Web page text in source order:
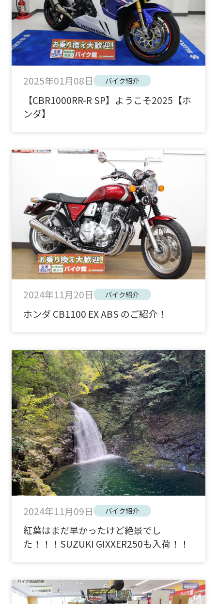
2025年01月08日 バイク紹介
【CBR1000RR-R SP】ようこそ2025【ホ
ンダ】
2024年11月20日 バイク紹介
ホンダ CB1100 EX ABS のご紹介！
2024年11月09日 バイク紹介
紅葉はまだ早かったけど絶景でし
た！！！SUZUKI GIXXER250も入荷！！